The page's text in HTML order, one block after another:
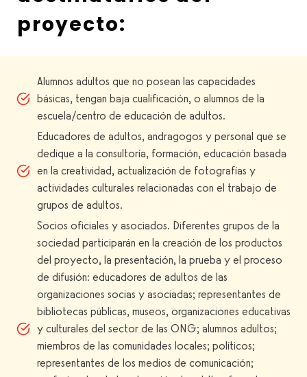
proyecto:
Alumnos adultos que no posean las capacidades
básicas, tengan baja cualificación, o alumnos de la
escuela/centro de educación de adultos.
Educadores de adultos, andragogos y personal que se
dedique a la consultoría, formación, educación basada
en la creatividad, actualización de fotografías y
actividades culturales relacionadas con el trabajo de
grupos de adultos.
Socios oficiales y asociados. Diferentes grupos de la
sociedad participarán en la creación de los productos
del proyecto, la presentación, la prueba y el proceso
de difusión: educadores de adultos de las
organizaciones socias y asociadas; representantes de
bibliotecas públicas, museos, organizaciones educativas
y culturales del sector de las ONG; alumnos adultos;
miembros de las comunidades locales; políticos;
representantes de los medios de comunicación;